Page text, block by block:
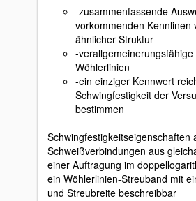
-zusammenfassende
vorkommenden Kennlinen
ähnlicher Struktur
-
Wöhlerlinien
-ein einziger Kennwert
Schwingfestigkeit der
bestimmen
Schwingfestigkeitseigenschaften
Schweißverbindungen aus
einer Auftragung im
ein Wöhlerlinien-Streuband mit
und Streubreite beschreibbar